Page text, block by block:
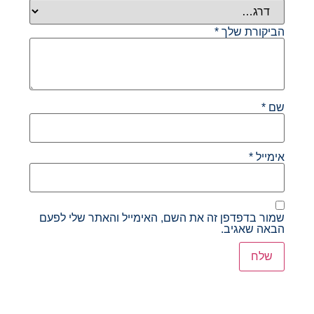
הביקורת שלך*
שם*
אימייל*
שמור בדפדפן זה את השם, האימייל והאתר שלי לפעם
הבאה שאגיב.